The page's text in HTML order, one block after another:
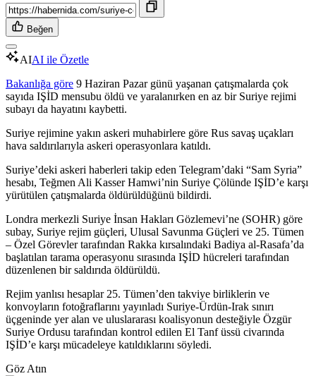
Beğen
AIAI ile Özetle
Bakanlığa göre 9 Haziran Pazar günü yaşanan çatışmalarda çok
sayıda IŞİD mensubu öldü ve yaralanırken en az bir Suriye rejimi
subayı da hayatını kaybetti.
Suriye rejimine yakın askeri muhabirlere göre Rus savaş uçakları
hava saldırılarıyla askeri operasyonlara katıldı.
Suriye’deki askeri haberleri takip eden Telegram’daki “Sam Syria”
hesabı, Teğmen Ali Kasser Hamwi’nin Suriye Çölünde IŞİD’e karşı
yürütülen çatışmalarda öldürüldüğünü bildirdi.
Londra merkezli Suriye İnsan Hakları Gözlemevi’ne (SOHR) göre
subay, Suriye rejim güçleri, Ulusal Savunma Güçleri ve 25. Tümen
– Özel Görevler tarafından Rakka kırsalındaki Badiya al-Rasafa’da
başlatılan tarama operasyonu sırasında IŞİD hücreleri tarafından
düzenlenen bir saldırıda öldürüldü.
Rejim yanlısı hesaplar 25. Tümen’den takviye birliklerin ve
konvoyların fotoğraflarını yayınladı Suriye-Ürdün-Irak sınırı
üçgeninde yer alan ve uluslararası koalisyonun desteğiyle Özgür
Suriye Ordusu tarafından kontrol edilen El Tanf üssü civarında
IŞİD’e karşı mücadeleye katıldıklarını söyledi.
Göz Atın